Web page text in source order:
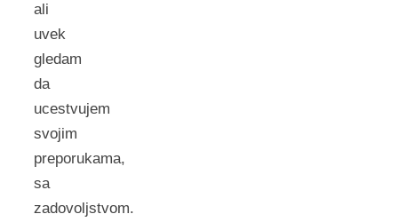
ali
uvek
gledam
da
ucestvujem
svojim
preporukama,
sa
zadovoljstvom.